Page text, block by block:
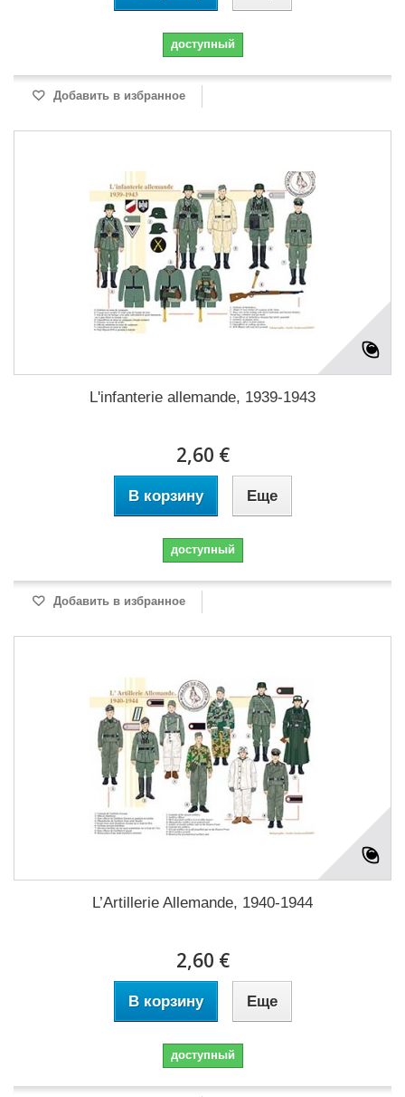
доступный
Добавить в избранное
L'infanterie allemande, 1939-1943
2,60 €
В корзину Еще
доступный
Добавить в избранное
L’Artillerie Allemande, 1940-1944
2,60 €
В корзину Еще
доступный